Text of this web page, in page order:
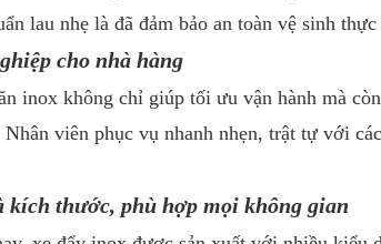
lau nhẹ là đã đảm bảo an toàn vệ sinh
cho nhà hàng
inox không chỉ giúp tối ưu vận hành mà
viên phục vụ nhanh nhẹn, trật tự với
kích thước, phù hợp mọi không gian